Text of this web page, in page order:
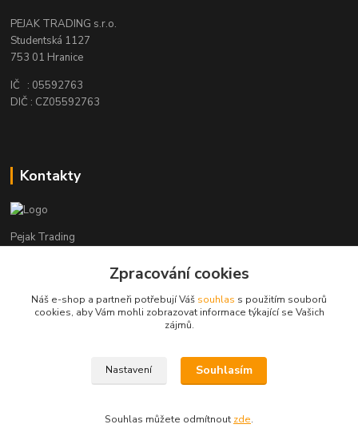
PEJAK TRADING s.r.o.
Studentská 1127
753 01 Hranice
IČ : 05592763
DIČ : CZ05592763
Kontakty
Pejak Trading
+ 420 724 280 132
(Po-Pá, 8-16 hod.)
Pejak Trading s.r.o.
Zpracování cookies
Náš e-shop a partneři potřebují Váš souhlas s použitím souborů
cookies, aby Vám mohli zobrazovat informace týkající se Vašich
zájmů.
Nastavení Souhlasím
Souhlas můžete odmítnout zde.